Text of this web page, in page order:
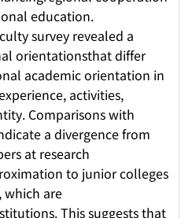
education.
survey revealed a
orientationsthat differ
academic orientation in
activities,
Comparisons with
a divergence from
at research
to junior colleges
which are
This suggests that